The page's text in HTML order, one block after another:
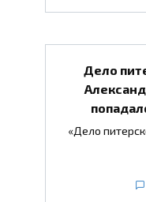
Дело
«Дело